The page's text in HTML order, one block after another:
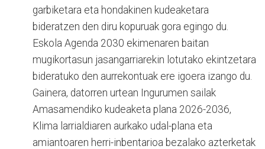
garbiketara eta hondakinen kudeaketara
bideratzen den diru kopuruak gora egingo du.
Eskola Agenda 2030 ekimenaren baitan
mugikortasun jasangarriarekin lotutako ekintzetara
bideratuko den aurrekontuak ere igoera izango du.
Gainera, datorren urtean Ingurumen sailak
Amasamendiko kudeaketa plana 2026-2036,
Klima larrialdiaren aurkako udal-plana eta
amiantoaren herri-inbentarioa bezalako azterketak